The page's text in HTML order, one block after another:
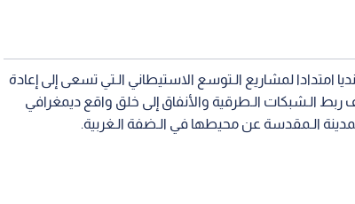
امتدادا لمشاريع الـتوسع الاستيطاني الـتي تسعى إلى إعادة
الـشبكات الـطرقية والأنفاق إلى خلق واقع ديمغرافي
الـمقدسة عن محيطها في الـضفة الـغربية.